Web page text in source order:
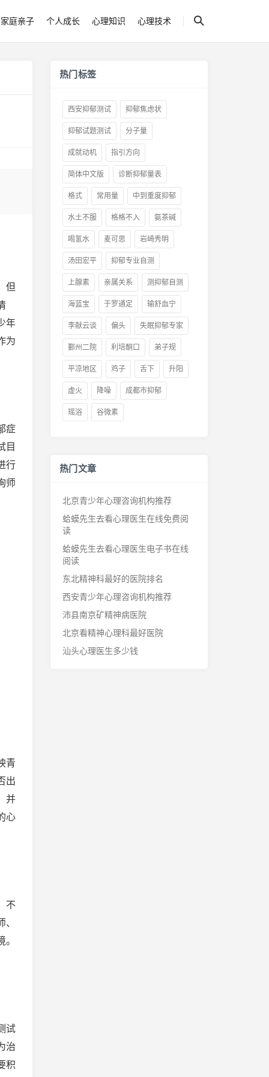
家庭亲子 个人成长 心理知识 心理技术
但
年
为
症
目
行
师
青
出
并
心
不
试
治
积
热门标签
西安抑郁测试 抑郁焦虑状
抑郁试题测试 分子量
成就动机 指引方向
简体中文版 诊断抑郁量表
格式 常用量 中到重度抑郁
水土不服 格格不入 氨茶碱
喝氢水 麦可思 岩崎秀明
汤田宏平 抑郁专业自测
上腺素 亲属关系 测抑郁自测
海蓝宝 于罗通定 输舒血宁
李献云谈 偏头 失眠抑郁专家
鄞州二院 利培酮口 弟子规
平凉地区 鸡子 舌下 升阳
虚火 降噪 成都市抑郁
瑶浴 谷微素
热门文章
北京青少年心理咨询机构推荐
蛤蟆先生去看心理医生在线免费阅
读
蛤蟆先生去看心理医生电子书在线
阅读
东北精神科最好的医院排名
西安青少年心理咨询机构推荐
沛县南京矿精神病医院
北京看精神心理科最好医院
汕头心理医生多少钱